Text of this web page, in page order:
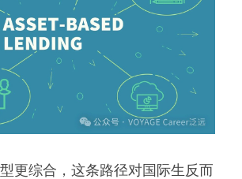
更综合，这条路径对国际生反而